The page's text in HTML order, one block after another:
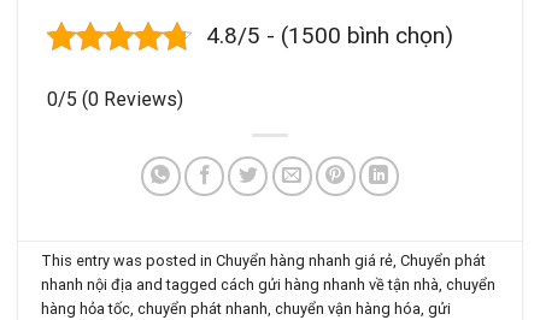
4.8/5 - (1500 bình chọn)
0/5 (0 Reviews)
This entry was posted inChuyển hàng nhanh giá rẻ,Chuyển phát
nhanh nội địa and taggedcách gửi hàng nhanh về tận nhà,chuyển
hàng hỏa tốc,chuyển phát nhanh,chuyển vận hàng hóa,gửi